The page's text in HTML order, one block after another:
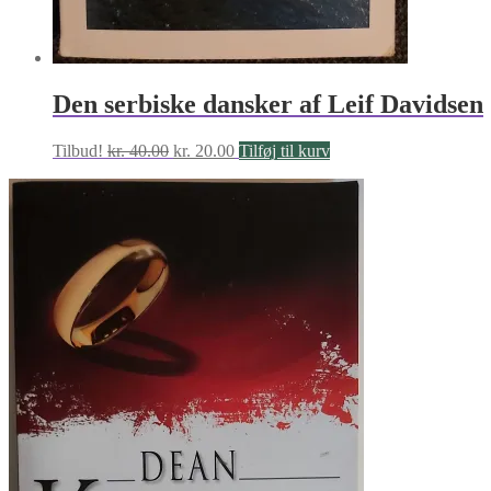
Den serbiske dansker af Leif Davidsen
Tilbud! kr.40.00 Den
pris
kr. 20.00Den
pris
Tilføj til kurv